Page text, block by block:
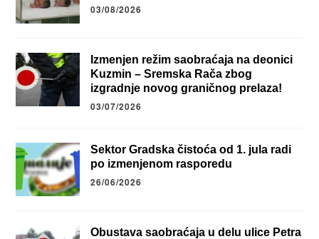
03/08/2026
Izmenjen režim saobraćaja na deonici
Kuzmin – Sremska Rača zbog
izgradnje novog graničnog prelaza!
03/07/2026
Sektor Gradska čistoća od 1. jula radi
po izmenjenom rasporedu
26/06/2026
Obustava saobraćaja u delu ulice Petra